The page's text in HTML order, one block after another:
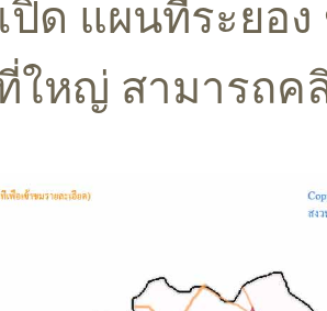
ปิด แผนที่ระยอ
ใหญ่ สามารถค